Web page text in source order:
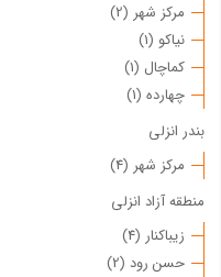
مرکز شهر (2)
نیاکو (1)
کماچال (1)
چهارده (1)
بندر انزلی
مرکز شهر (4)
منطقه آزاد انزلی
زیباکنار (4)
حسن رود (2)